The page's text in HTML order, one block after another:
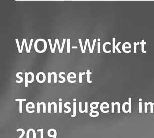
WOWI-Wickert
sponsert
Tennisjugend